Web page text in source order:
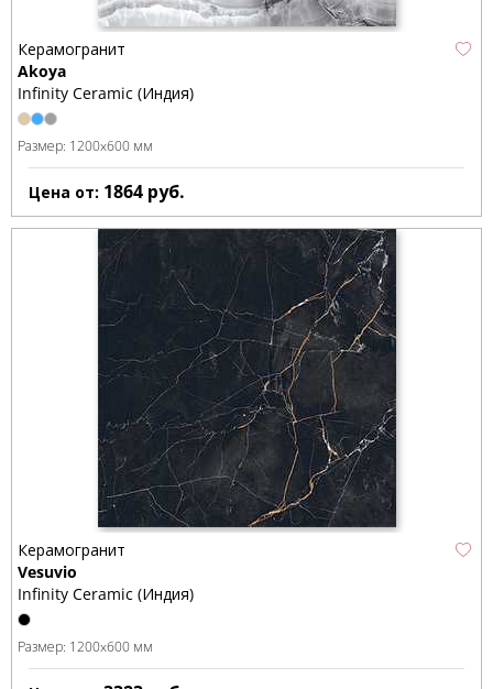
Керамогранит
Akoya
Infinity Ceramic (Индия)
Размер: 1200x600 мм
Цена от: 1864 руб.
Керамогранит
Vesuvio
Infinity Ceramic (Индия)
Размер: 1200x600 мм